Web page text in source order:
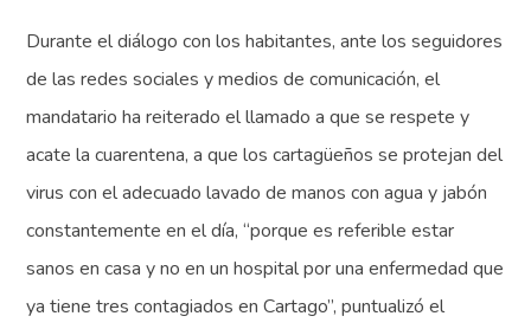
Durante el diálogo con los habitantes, ante los seguidores
de las redes sociales y medios de comunicación, el
mandatario ha reiterado el llamado a que se respete y
acate la cuarentena, a que los cartagüeños se protejan del
virus con el adecuado lavado de manos con agua y jabón
constantemente en el día, “porque es referible estar
sanos en casa y no en un hospital por una enfermedad que
ya tiene tres contagiados en Cartago”, puntualizó el